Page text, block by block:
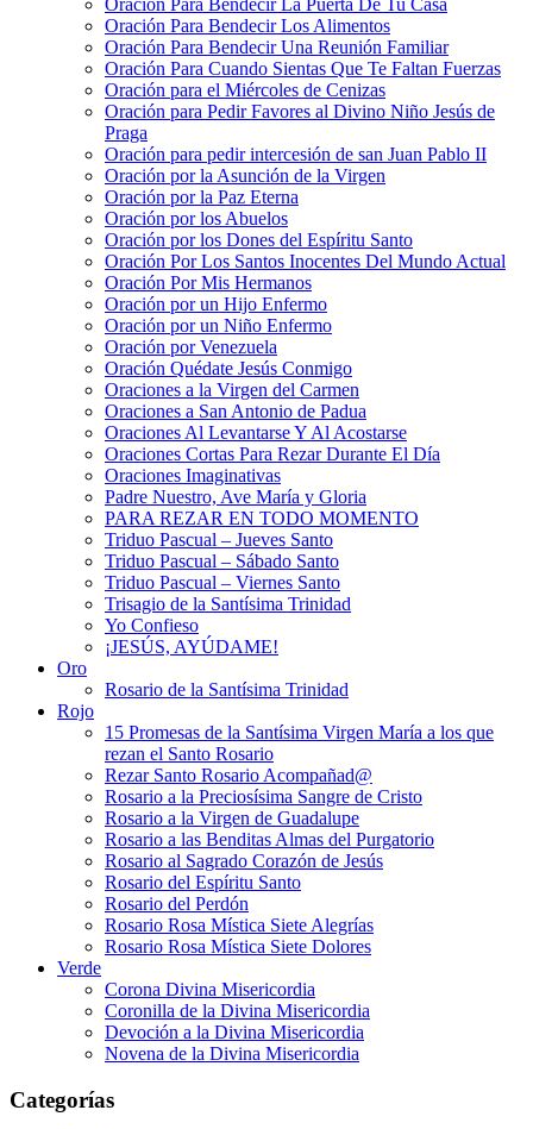
Oración Para Bendecir La Puerta De Tu Casa
Oración Para Bendecir Los Alimentos
Oración Para Bendecir Una Reunión Familiar
Oración Para Cuando Sientas Que Te Faltan Fuerzas
Oración para el Miércoles de Cenizas
Oración para Pedir Favores al Divino Niño Jesús de
Praga
Oración para pedir intercesión de san Juan Pablo II
Oración por la Asunción de la Virgen
Oración por la Paz Eterna
Oración por los Abuelos
Oración por los Dones del Espíritu Santo
Oración Por Los Santos Inocentes Del Mundo Actual
Oración Por Mis Hermanos
Oración por un Hijo Enfermo
Oración por un Niño Enfermo
Oración por Venezuela
Oración Quédate Jesús Conmigo
Oraciones a la Virgen del Carmen
Oraciones a San Antonio de Padua
Oraciones Al Levantarse Y Al Acostarse
Oraciones Cortas Para Rezar Durante El Día
Oraciones Imaginativas
Padre Nuestro, Ave María y Gloria
PARA REZAR EN TODO MOMENTO
Triduo Pascual – Jueves Santo
Triduo Pascual – Sábado Santo
Triduo Pascual – Viernes Santo
Trisagio de la Santísima Trinidad
Yo Confieso
¡JESÚS, AYÚDAME!
Oro
Rosario de la Santísima Trinidad
Rojo
15 Promesas de la Santísima Virgen María a los que
rezan el Santo Rosario
Rezar Santo Rosario Acompañad@
Rosario a la Preciosísima Sangre de Cristo
Rosario a la Virgen de Guadalupe
Rosario a las Benditas Almas del Purgatorio
Rosario al Sagrado Corazón de Jesús
Rosario del Espíritu Santo
Rosario del Perdón
Rosario Rosa Mística Siete Alegrías
Rosario Rosa Mística Siete Dolores
Verde
Corona Divina Misericordia
Coronilla de la Divina Misericordia
Devoción a la Divina Misericordia
Novena de la Divina Misericordia
Categorías